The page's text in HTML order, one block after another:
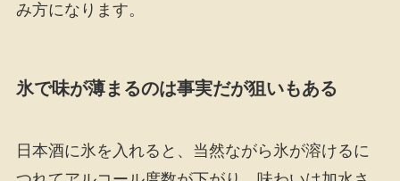
み方になります。
氷で味が薄まるのは事実だが狙いもある
日本酒に氷を入れると、当然ながら氷が溶けるに